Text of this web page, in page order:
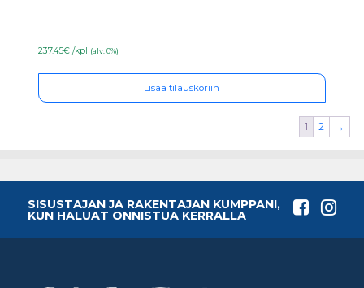
237.45€ /kpl (alv. 0%)
Lisää tilauskoriin
1 2 →
SISUSTAJAN JA RAKENTAJAN KUMPPANI,
KUN HALUAT ONNISTUA KERRALLA